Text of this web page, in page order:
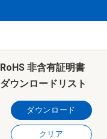
RoHS 非含有証明書
ダウンロードリスト
ダウンロード
クリア